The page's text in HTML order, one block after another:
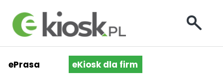
ePrasa eKiosk dla firm